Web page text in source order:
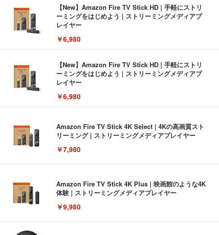
【New】Amazon Fire TV Stick HD | 手軽にストリ
ーミングをはじめよう | ストリーミングメディアプ
レイヤー
￥6,980
【New】Amazon Fire TV Stick HD | 手軽にストリ
ーミングをはじめよう | ストリーミングメディアプ
レイヤー
￥6,980
Amazon Fire TV Stick 4K Select | 4Kの高画質スト
リーミング | ストリーミングメディアプレイヤー
￥7,980
Amazon Fire TV Stick 4K Plus | 映画館のような4K
体験 | ストリーミングメディアプレイヤー
￥9,980